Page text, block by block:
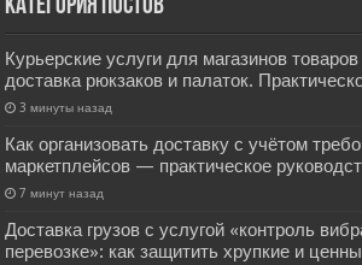
Категория постов
Курьерские услуги для магазинов
доставка рюкзаков и палаток.
3 минуты назад
Как организовать доставку с учётом
маркетплейсов — практическое
7 минут назад
Доставка грузов с услугой «контроль
перевозке»: как защитить хрупкие и